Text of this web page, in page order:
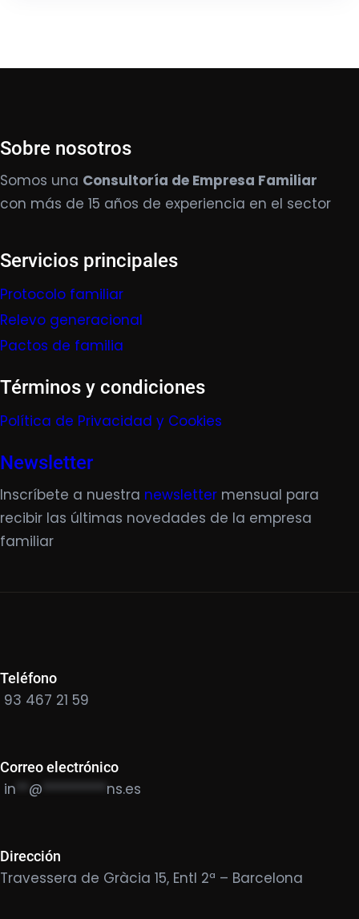
Sobre nosotros
Somos una Consultoría de Empresa Familiar
con más de 15 años de experiencia en el sector
Servicios principales
Protocolo familiar
Relevo generacional
Pactos de familia
Términos y condiciones
Política de Privacidad y Cookies
Newsletter
Inscríbete a nuestra newsletter mensual para
recibir las últimas novedades de la empresa
familiar
Teléfono
93 467 21 59
Correo electrónico
in @ ********** ns.es
Dirección
Travessera de Gràcia 15, Entl 2ª – Barcelona